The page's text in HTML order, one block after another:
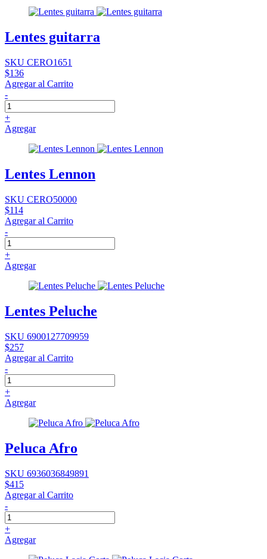
Lentes guitarra
SKU CERO1651
$136
Agregar al Carrito
-
+
Agregar
Lentes Lennon
SKU CERO50000
$114
Agregar al Carrito
-
+
Agregar
Lentes Peluche
SKU 6900127709959
$257
Agregar al Carrito
-
+
Agregar
Peluca Afro
SKU 6936036849891
$415
Agregar al Carrito
-
+
Agregar